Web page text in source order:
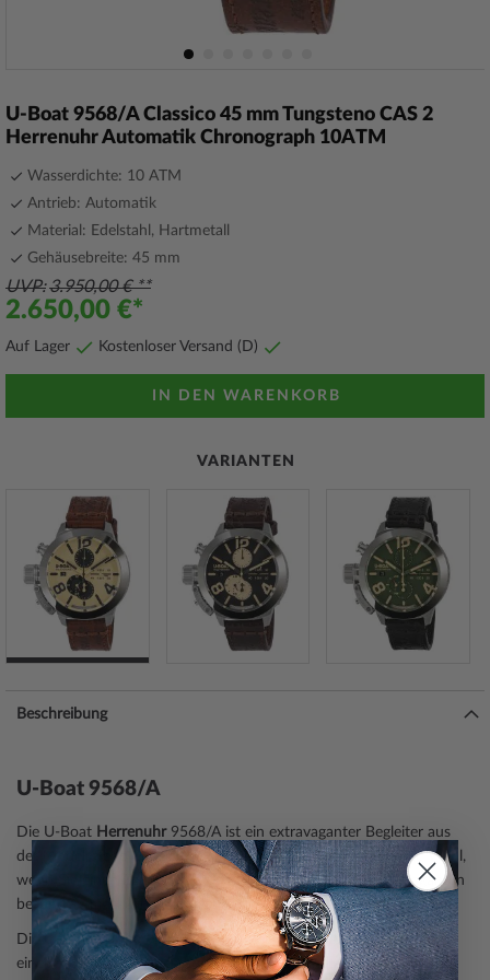
der
Bildergalerie
springen
U-Boat 9568/A Classico 45 mm Tungsteno CAS 2
Herrenuhr Automatik Chronograph 10ATM
Wasserdichte: 10 ATM
Antrieb: Automatik
Material: Edelstahl, Hartmetall
Gehäusebreite: 45 mm
UVP 3.950,00 €
2.650,00 €
Auf Lager Kostenloser Versand (D)
IN DEN WARENKORB
VARIANTEN
Beschreibung
U-Boat 9568/A
Die U-Boat Herrenuhr9568/A ist ein extravaganter Begleiter aus
der Modell-Serie Classico 45 Tungsteno CAS 2. Eine perfekte Wahl,
wenn Sie einen Zeitmesser mit einem extravaganten und eleganten
besonders maskulinen Look suchen.
DieChronographen-Funktion
macht diese Armbanduhr zu
einem geschätzten Accessoire für Sportler und alle, die ein